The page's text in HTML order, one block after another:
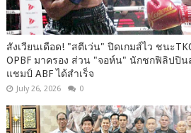
สังเวียนเดือด! "สตีเว่น" ปิดเกมส์ไว ชนะ
OPBF มาครอง ส่วน "จอห์น" นักชกฟิลิปปิ
แชมป์ ABF ได้สำเร็จ
July 26, 2026 0